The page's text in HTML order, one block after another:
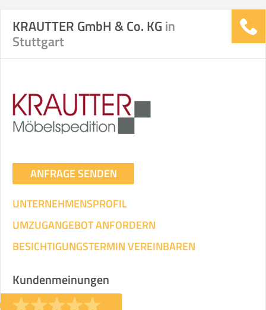
KRAUTTER GmbH & Co. KGin
Stuttgart
ANFRAGE SENDEN
UNTERNEHMENSPROFIL
UMZUGANGEBOT ANFORDERN
BESICHTIGUNGSTERMIN VEREINBAREN
Kundenmeinungen